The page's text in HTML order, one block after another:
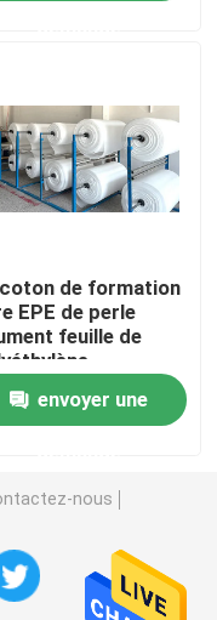
de mousse
de formation
EPE de perle
feuille de
par 5mm
pain
envoyer une
nous